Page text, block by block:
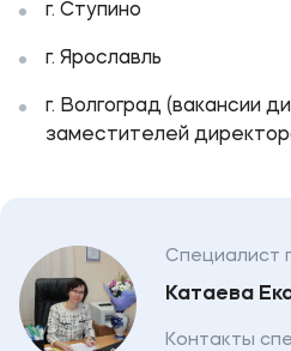
г. Ступино
г. Ярославль
г. Волгоград (вакансии
заместителей
Специалист
Катаева
Контакты